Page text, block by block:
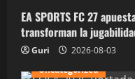
EA SPORTS FC 27
transforman la
Guri
2026-08-03
Uncategorized